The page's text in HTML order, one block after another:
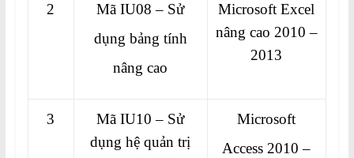
2
Mã IU08 – Sử
dụng bảng tính
nâng cao
Microsoft Excel
nâng cao 2010 –
2013
3
Mã IU10 – Sử
dụng hệ quản trị
Microsoft
Access 2010 –